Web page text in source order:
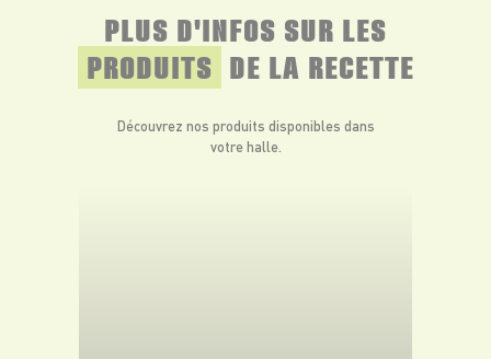
PLUS D'INFOS SUR LES
PRODUITS DE LA RECETTE
Découvrez nos produits disponibles dans
votre halle.